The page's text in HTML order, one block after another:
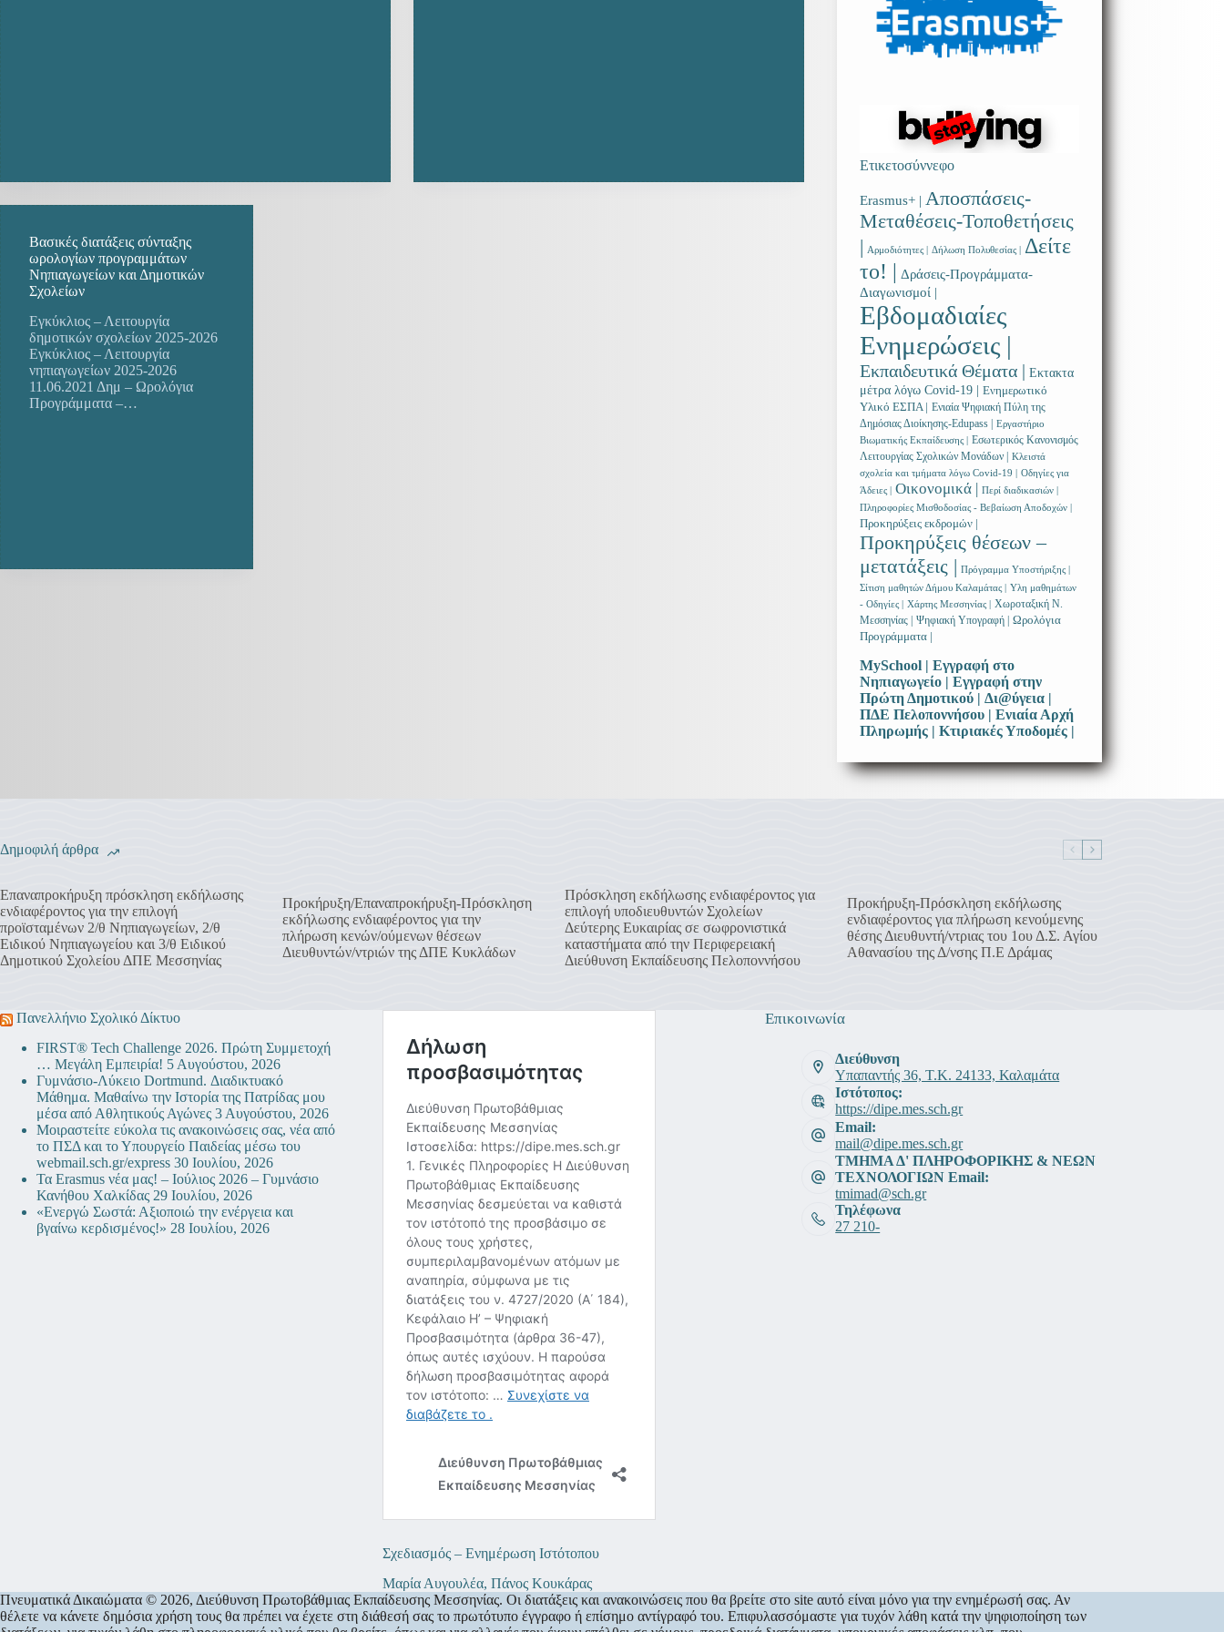
Βασικές διατάξεις σύνταξης
ωρολογίων προγραμμάτων
Νηπιαγωγείων και Δημοτικών
Σχολείων
Εγκύκλιος – Λειτουργία
δημοτικών σχολείων 2025-2026
Εγκύκλιος – Λειτουργία
νηπιαγωγείων 2025-2026
11.06.2021 Δημ – Ωρολόγια
Προγράμματα –…
Ετικετοσύννεφο
Erasmus+ | Αποσπάσεις-
Μεταθέσεις-Τοποθετήσεις
| Αρμοδιότητες | Δήλωση Πολυθεσίας |
Δείτε
το! | Δράσεις-Προγράμματα-
Διαγωνισμοί |
Εβδομαδιαίες
Ενημερώσεις |
Εκπαιδευτικά Θέματα | Εκτακτα
μέτρα λόγω Covid-19 | Ενημερωτικό
Υλικό ΕΣΠΑ | Ενιαία Ψηφιακή Πύλη της
Δημόσιας Διοίκησης-Edupass |
Εργαστήριο
Βιωματικής Εκπαίδευσης |
Εσωτερικός Κανονισμός
Λειτουργίας Σχολικών Μονάδων |
Κλειστά
σχολεία και τμήματα λόγω Covid-19 |
Οδηγίες για
Άδειες |
Οικονομικά | Περί διαδικασιών |
Πληροφορίες Μισθοδοσίας - Βεβαίωση Αποδοχών |
Προκηρύξεις εκδρομών |
Προκηρύξεις θέσεων –
μετατάξεις | Πρόγραμμα Υποστήριξης |
Σίτιση μαθητών Δήμου Καλαμάτας |
Υλη μαθημάτων
- Οδηγίες |
Χάρτης Μεσσηνίας |
Χωροταξική Ν.
Μεσσηνίας |
Ψηφιακή Υπογραφή |
Ωρολόγια
Προγράμματα |
MySchool | Εγγραφή στο
Νηπιαγωγείο | Εγγραφή στην
Πρώτη Δημοτικού | Δι@ύγεια |
ΠΔΕ Πελοποννήσου | Ενιαία Αρχή
Πληρωμής | Κτιριακές Υποδομές |
Δημοφιλή άρθρα
Επαναπροκήρυξη πρόσκληση εκδήλωσης
ενδιαφέροντος για την επιλογή
προϊσταμένων 2/θ Νηπιαγωγείων, 2/θ
Ειδικού Νηπιαγωγείου και 3/θ Ειδικού
Δημοτικού Σχολείου ΔΠΕ Μεσσηνίας
Προκήρυξη/Επαναπροκήρυξη-Πρόσκληση
εκδήλωσης ενδιαφέροντος για την
πλήρωση κενών/ούμενων θέσεων
Διευθυντών/ντριών της ΔΠΕ Κυκλάδων
Πρόσκληση εκδήλωσης ενδιαφέροντος για
επιλογή υποδιευθυντών Σχολείων
Δεύτερης Ευκαιρίας σε σωφρονιστικά
καταστήματα από την Περιφερειακή
Διεύθυνση Εκπαίδευσης Πελοποννήσου
Προκήρυξη-Πρόσκληση εκδήλωσης
ενδιαφέροντος για πλήρωση κενούμενης
θέσης Διευθυντή/ντριας του 1ου Δ.Σ. Αγίου
Αθανασίου της Δ/νσης Π.Ε Δράμας
Πανελλήνιο Σχολικό Δίκτυο
FIRST® Tech Challenge 2026. Πρώτη Συμμετοχή
… Μεγάλη Εμπειρία! 5 Αυγούστου, 2026
Γυμνάσιο-Λύκειο Dortmund. Διαδικτυακό
Μάθημα. Μαθαίνω την Ιστορία της Πατρίδας μου
μέσα από Αθλητικούς Αγώνες 3 Αυγούστου, 2026
Μοιραστείτε εύκολα τις ανακοινώσεις σας, νέα από
το ΠΣΔ και το Υπουργείο Παιδείας μέσω του
webmail.sch.gr/express 30 Ιουλίου, 2026
Τα Erasmus νέα μας! – Ιούλιος 2026 – Γυμνάσιο
Κανήθου Χαλκίδας 29 Ιουλίου, 2026
«Ενεργώ Σωστά: Αξιοποιώ την ενέργεια και
βγαίνω κερδισμένος!» 28 Ιουλίου, 2026
Σχεδιασμός – Ενημέρωση Ιστότοπου
Μαρία Αυγουλέα, Πάνος Κουκάρας
Επικοινωνία
Διεύθυνση
Υπαπαντής 36, Τ.Κ. 24133, Καλαμάτα
Ιστότοπος:
https://dipe.mes.sch.gr
Email:
mail@dipe.mes.sch.gr
ΤΜΗΜΑ Δ' ΠΛΗΡΟΦΟΡΙΚΗΣ & ΝΕΩΝ
ΤΕΧΝΟΛΟΓΙΩΝ Email:
tmimad@sch.gr
Τηλέφωνα
27 210-
Πνευματικά Δικαιώματα © 2026, Διεύθυνση Πρωτοβάθμιας Εκπαίδευσης Μεσσηνίας. Οι διατάξεις και ανακοινώσεις που θα βρείτε στο site αυτό είναι μόνο για την ενημέρωσή σας. Αν
θέλετε να κάνετε δημόσια χρήση τους θα πρέπει να έχετε στη διάθεσή σας το πρωτότυπο έγγραφο ή επίσημο αντίγραφό του. Επιφυλασσόμαστε για τυχόν λάθη κατά την ψηφιοποίηση των